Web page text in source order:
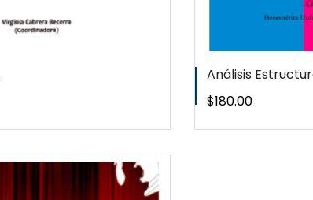
Análisis
Precio
$180.00